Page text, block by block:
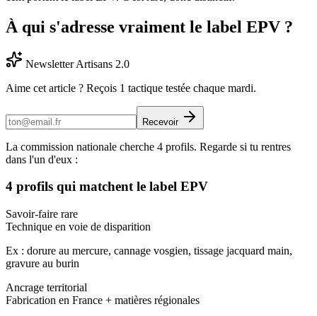
À qui s'adresse vraiment le label EPV ?
Newsletter Artisans 2.0
Aime cet article ? Reçois 1 tactique testée chaque mardi.
Recevoir
La commission nationale cherche 4 profils. Regarde si tu rentres
dans l'un d'eux :
4 profils qui matchent le label EPV
Savoir-faire rare
Technique en voie de disparition
Ex : dorure au mercure, cannage vosgien, tissage jacquard main,
gravure au burin
Ancrage territorial
Fabrication en France + matières régionales